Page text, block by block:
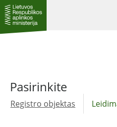
Pasirinkite
Registro objektas